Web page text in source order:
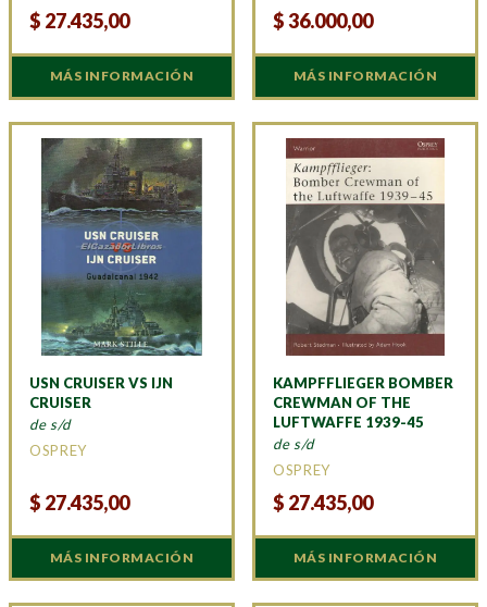
$ 27.435,00
MÁS INFORMACIÓN
$36.000,00
MÁS INFORMACIÓN
USN CRUISER VS IJN
CRUISER
de s/d
OSPREY
$ 27.435,00
MÁS INFORMACIÓN
KAMPFFLIEGER BOMBER
CREWMAN OF THE
LUFTWAFFE 1939-45
de s/d
OSPREY
$ 27.435,00
MÁS INFORMACIÓN